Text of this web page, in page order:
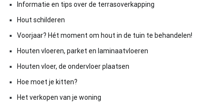
Informatie en tips over de terrasoverkapping
Hout schilderen
Voorjaar? Hét moment om hout in de tuin te behandelen!
Houten vloeren, parket en laminaatvloeren
Houten vloer, de ondervloer plaatsen
Hoe moet je kitten?
Het verkopen van je woning